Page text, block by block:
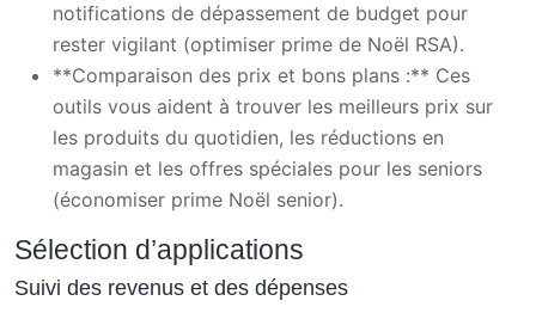
notifications de dépassement de budget pour
rester vigilant (optimiser prime de Noël RSA).
**Comparaison des prix et bons plans :** Ces
outils vous aident à trouver les meilleurs prix sur
les produits du quotidien, les réductions en
magasin et les offres spéciales pour les seniors
(économiser prime Noël senior).
Sélection d’applications
Suivi des revenus et des dépenses